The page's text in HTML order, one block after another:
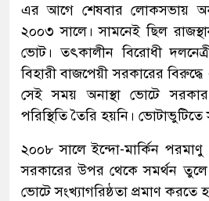
এর আগে শেষবার লোকসভায়
২০০৩ সালে। সামনেই ছিল
ভোট। তৎকালীন বিরোধী
বিহারী বাজপেয়ী সরকারের
সেই সময় অনাস্থা ভোটে
পরিস্থিতি তৈরি হয়নি।
২০০৮ সালে ইন্দো-মার্কিন
সরকারের উপর থেকে সমর্থন তুলে
ভোটে সংখ্যাগরিষ্ঠতা প্রমাণ